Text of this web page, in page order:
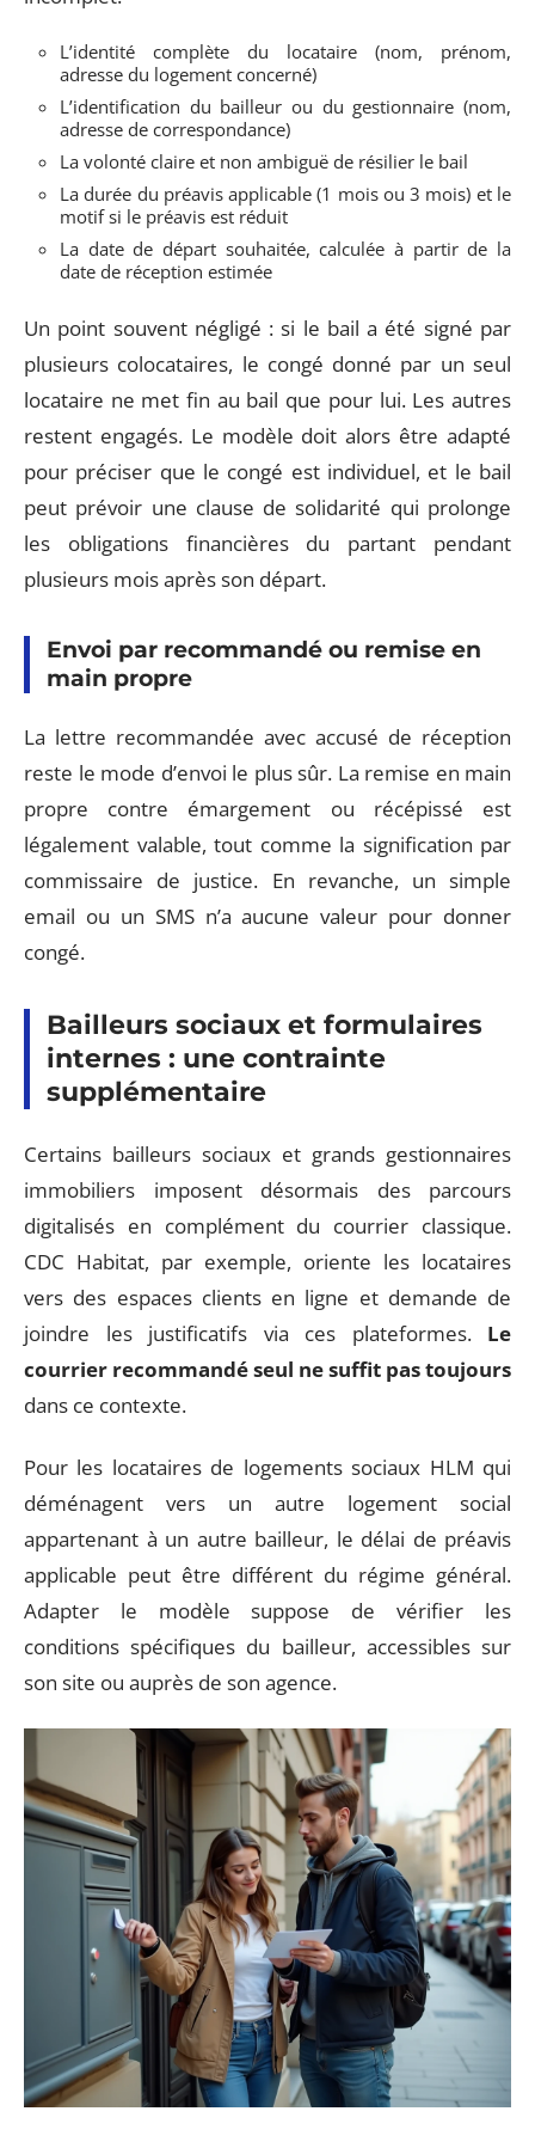
L’identité complète du locataire (nom, prénom,
adresse du logement concerné)
L’identification du bailleur ou du gestionnaire (nom,
adresse de correspondance)
La volonté claire et non ambiguë de résilier le bail
La durée du préavis applicable (1 mois ou 3 mois) et le
motif si le préavis est réduit
La date de départ souhaitée, calculée à partir de la
date de réception estimée
Un point souvent négligé : si le bail a été signé par
plusieurs colocataires, le congé donné par un seul
locataire ne met fin au bail que pour lui. Les autres
restent engagés. Le modèle doit alors être adapté
pour préciser que le congé est individuel, et le bail
peut prévoir une clause de solidarité qui prolonge
les obligations financières du partant pendant
plusieurs mois après son départ.
Envoi par recommandé ou remise en
main propre
La lettre recommandée avec accusé de réception
reste le mode d’envoi le plus sûr. La remise en main
propre contre émargement ou récépissé est
légalement valable, tout comme la signification par
commissaire de justice. En revanche, un simple
email ou un SMS n’a aucune valeur pour donner
congé.
Bailleurs sociaux et formulaires
internes : une contrainte
supplémentaire
Certains bailleurs sociaux et grands gestionnaires
immobiliers imposent désormais des parcours
digitalisés en complément du courrier classique.
CDC Habitat, par exemple, oriente les locataires
vers des espaces clients en ligne et demande de
joindre les justificatifs via ces plateformes. Le
courrier recommandé seul ne suffit pas toujours
dans ce contexte.
Pour les locataires de logements sociaux HLM qui
déménagent vers un autre logement social
appartenant à un autre bailleur, le délai de préavis
applicable peut être différent du régime général.
Adapter le modèle suppose de vérifier les
conditions spécifiques du bailleur, accessibles sur
son site ou auprès de son agence.